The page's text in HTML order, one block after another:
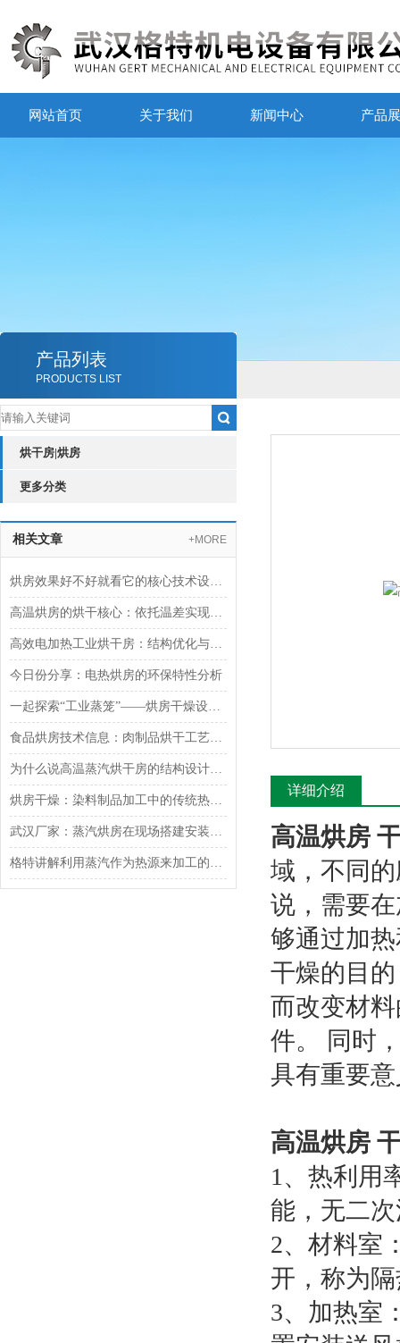
网站首页 关于我们 新闻中心 产品
产品列表
PRODUCTS LIST
烘干房|烘房
更多分类
相关文章 +MORE
烘房效果好不好就看它的核心技术设计与参数
高温烘房的烘干核心：依托温差实现热量与水分的双向传递
高效电加热工业烘干房：结构优化与热能循环技术
今日份分享：电热烘房的环保特性分析
一起探索“工业蒸笼”——烘房干燥设备的奥秘
食品烘房技术信息：肉制品烘干工艺的现代化应用
为什么说高温蒸汽烘干房的结构设计很重要
烘房干燥：染料制品加工中的传统热风对流技术
武汉厂家：蒸汽烘房在现场搭建安装时需要注意的事项
格特讲解利用蒸汽作为热源来加工的高温烘房
详细介绍
高温烘房
域，不同
说，需要
够通过加
干燥的目
而改变材
件。 同时
具有重要
高温烘房
1、热利用
能，无二
2、材料室
开，称为
3、加热室